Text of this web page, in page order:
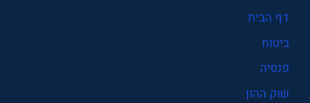
דף הבית
ביטוח
פנסיה
שוק ההון